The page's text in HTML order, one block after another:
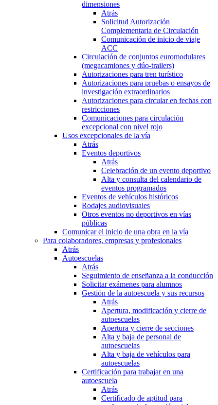
dimensiones
Atrás
Solicitud Autorización
Complementaria de Circulación
Comunicación de inicio de viaje
ACC
Circulación de conjuntos euromodulares
(megacamiones y dúo-trailers)
Autorizaciones para tren turístico
Autorizaciones para pruebas o ensayos de
investigación extraordinarios
Autorizaciones para circular en fechas con
restricciones
Comunicaciones para circulación
excepcional con nivel rojo
Usos excepcionales de la vía
Atrás
Eventos deportivos
Atrás
Celebración de un evento deportivo
Alta y consulta del calendario de
eventos programados
Eventos de vehículos históricos
Rodajes audiovisuales
Otros eventos no deportivos en vías
públicas
Comunicar el inicio de una obra en la vía
Para colaboradores, empresas y profesionales
Atrás
Autoescuelas
Atrás
Seguimiento de enseñanza a la conducción
Solicitar exámenes para alumnos
Gestión de la autoescuela y sus recursos
Atrás
Apertura, modificación y cierre de
autoescuelas
Apertura y cierre de secciones
Alta y baja de personal de
autoescuelas
Alta y baja de vehículos para
autoescuelas
Certificación para trabajar en una
autoescuela
Atrás
Certificado de aptitud para